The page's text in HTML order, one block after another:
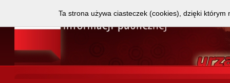
Ta strona używa ciasteczek (cookies), dzięki którym